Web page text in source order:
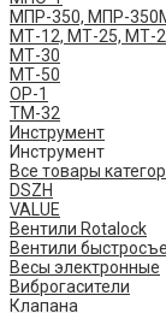
МПР-350, МПР-
МТ-12, МТ-25, МТ-
МТ-30
МТ-50
ОР-1
ТМ-32
Инструмент
Инструмент
Все товары
DSZH
VALUE
Вентили Rotalock
Вентили
Весы электронные
Виброгасители
Клапана